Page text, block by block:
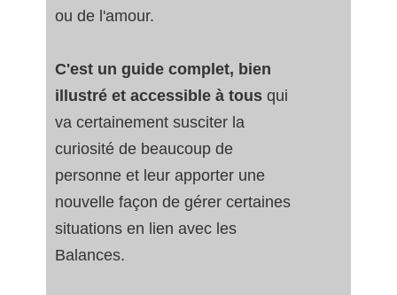
ou de l'amour.
C'est un guide complet, bien
illustré et accessible à tous qui
va certainement susciter la
curiosité de beaucoup de
personne et leur apporter une
nouvelle façon de gérer certaines
situations en lien avec les
Balances.